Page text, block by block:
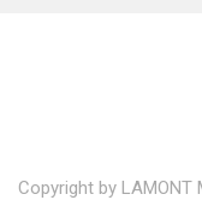
Copyright by